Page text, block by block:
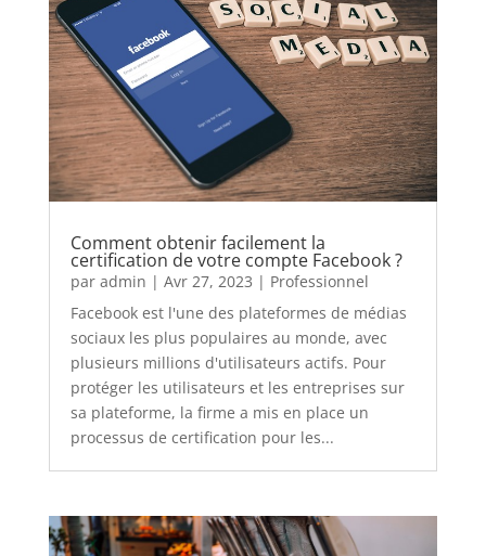
Comment obtenir facilement la
certification de votre compte Facebook ?
par admin | Avr 27, 2023 | Professionnel
Facebook est l'une des plateformes de médias
sociaux les plus populaires au monde, avec
plusieurs millions d'utilisateurs actifs. Pour
protéger les utilisateurs et les entreprises sur
sa plateforme, la firme a mis en place un
processus de certification pour les...